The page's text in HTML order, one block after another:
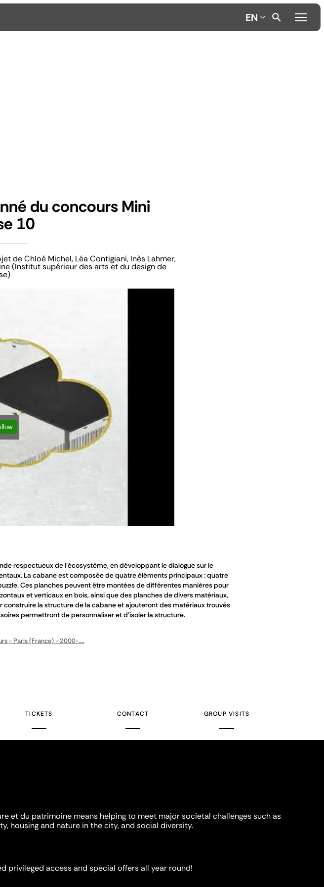
EN
du concours Mini
10
de Chloé Michel, Léa Contigiani, Inès Lahmer,
(Institut supérieur des arts et du design de
respectueux de l’écosystème, en développant le dialogue sur le
La cabane est composée de quatre éléments principaux : quatre
Ces planches peuvent être montées de différentes manières pour
et verticaux en bois, ainsi que des planches de divers matériaux,
la structure de la cabane et ajouteront des matériaux trouvés
permettront de personnaliser et d’isoler la structure.
- Paris (France) - 2000-....
TICKETS CONTACT GROUP VISITS
et du patrimoine means helping to meet major societal challenges such as
housing and nature in the city, and social diversity.
privileged access and special offers all year round!